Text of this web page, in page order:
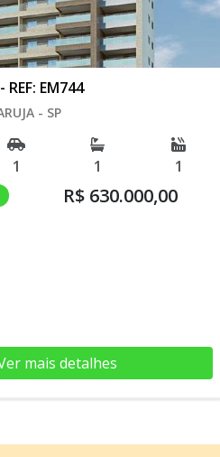
EM744
- SP
1 1 1
R$ 630.000,00
mais detalhes